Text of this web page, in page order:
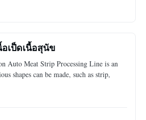
เป็ดเนื้อสุนัข
Auto Meat Strip Processing Line is an
shapes can be made, such as strip,